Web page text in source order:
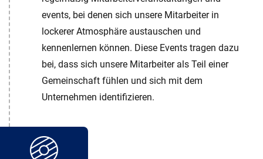
events, bei denen sich unsere Mitarbeiter in
lockerer Atmosphäre austauschen und
kennenlernen können. Diese Events tragen dazu
bei, dass sich unsere Mitarbeiter als Teil einer
Gemeinschaft fühlen und sich mit dem
Unternehmen identifizieren.